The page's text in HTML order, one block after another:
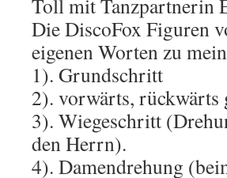
Toll mit Tanzpartnerin
Die DiscoFox Figuren
eigenen Worten zu
1). Grundschritt
2). vorwärts, rückwärts
3). Wiegeschritt
den Herrn).
4). Damendrehung